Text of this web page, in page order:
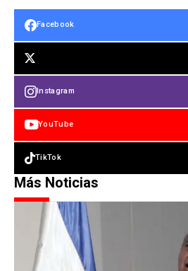
Facebook
Instagram
YouTube
TikTok
Más Noticias